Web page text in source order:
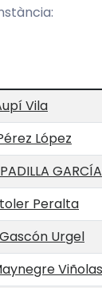
Vila
López
GARCÍA
Peralta
Urgel
Viñolas